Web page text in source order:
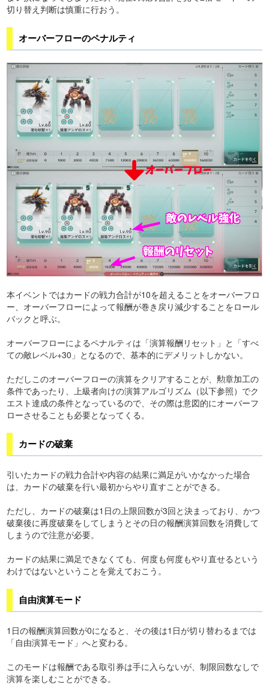
切り替え判断は慎重に行おう。
オーバーフローのペナルティ
本イベントではカードの戦力合計が10を超えることをオーバーフロ
ー、オーバーフローによって報酬が巻き戻り減少することをロール
バックと呼ぶ。
オーバーフローによるペナルティは「演算報酬リセット」と「すべ
ての敵レベル+30」となるので、基本的にデメリットしかない。
ただしこのオーバーフローの演算をクリアすることが、勲章加工の
条件であったり、上級者向けの演算アルゴリズム（以下参照）でク
エスト達成の条件となっているので、その際は意図的にオーバーフ
ローさせることも必要となってくる。
カードの破棄
引いたカードの戦力合計や内容の結果に満足がいかなかった場合
は、カードの破棄を行い最初からやり直すことができる。
ただし、カードの破棄は1日の上限回数が3回と決まっており、かつ
破棄後に再度破棄をしてしまうとその日の報酬演算回数を消費して
しまうので注意が必要。
カードの結果に満足できなくても、何度も何度もやり直せるという
わけではないということを覚えておこう。
自由演算モード
1日の報酬演算回数が0になると、その後は1日が切り替わるまでは
「自由演算モード」へと変わる。
このモードは報酬である取引券は手に入らないが、制限回数なしで
演算を楽しむことができる。